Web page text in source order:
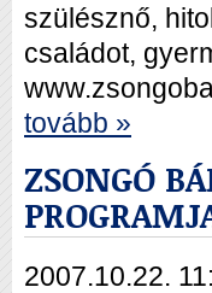
szülésznő,
családot,
tovább »
ZSONGÓ
2007.10.22.